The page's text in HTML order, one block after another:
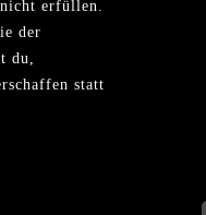
erfüllen.
der
du,
statt